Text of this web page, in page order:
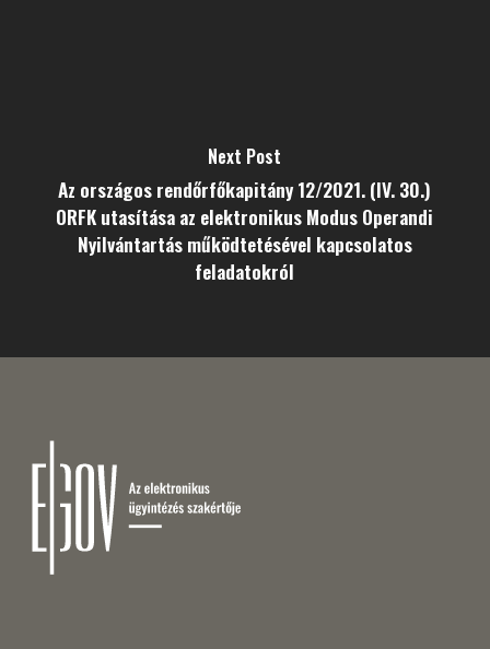
Next Post
Az országos rendőrfőkapitány 12/2021. (IV. 30.)
ORFK utasítása az elektronikus Modus Operandi
Nyilvántartás működtetésével kapcsolatos
feladatokról